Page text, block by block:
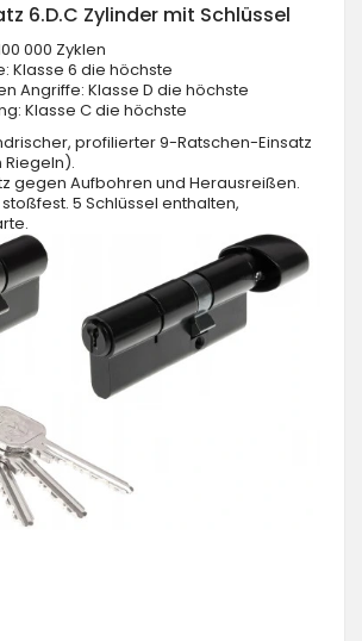
6.D.C Zylinder mit Schlüssel
000 Zyklen
Klasse 6 die höchste
Angriffe: Klasse D die höchste
Klasse C die höchste
profilierter 9-Ratschen-Einsatz
Riegeln).
gegen Aufbohren und Herausreißen.
5 Schlüssel enthalten,